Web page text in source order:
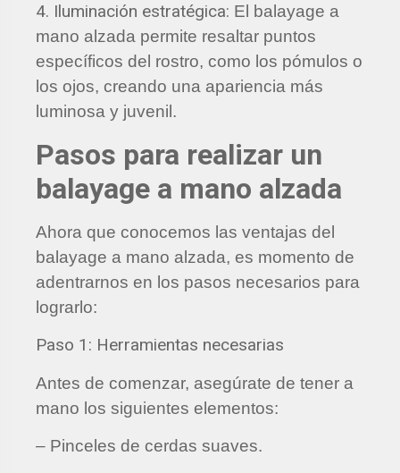
4. Iluminación estratégica: El balayage a
mano alzada permite resaltar puntos
específicos del rostro, como los pómulos o
los ojos, creando una apariencia más
luminosa y juvenil.
Pasos para realizar un
balayage a mano alzada
Ahora que conocemos las ventajas del
balayage a mano alzada, es momento de
adentrarnos en los pasos necesarios para
lograrlo:
Paso 1: Herramientas necesarias
Antes de comenzar, asegúrate de tener a
mano los siguientes elementos:
– Pinceles de cerdas suaves.